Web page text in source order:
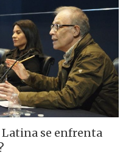
Latina se enfrenta